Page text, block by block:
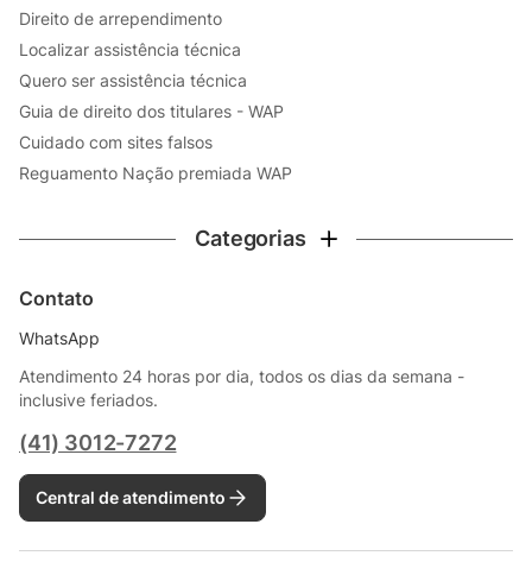
Direito de arrependimento
Localizar assistência técnica
Quero ser assistência técnica
Guia de direito dos titulares - WAP
Cuidado com sites falsos
Reguamento Nação premiada WAP
Categorias
Contato
WhatsApp
Atendimento 24 horas por dia, todos os dias da semana -
inclusive feriados.
(41) 3012-7272
Central de atendimento